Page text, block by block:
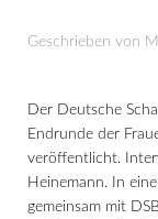
Geschrieben von
Der Deutsche
Endrunde der
veröffentlicht.
Heinemann. In
gemeinsam mit